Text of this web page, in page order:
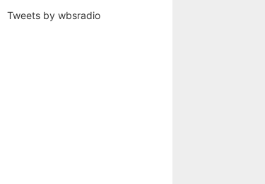
Tweets by wbsradio